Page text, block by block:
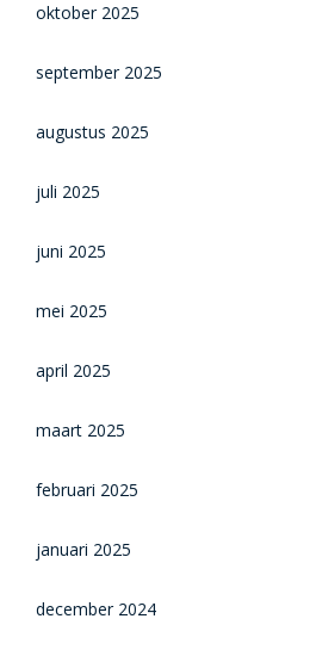
oktober 2025
september 2025
augustus 2025
juli 2025
juni 2025
mei 2025
april 2025
maart 2025
februari 2025
januari 2025
december 2024